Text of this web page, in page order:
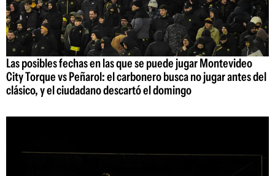
Las posibles fechas en las que se puede jugar Montevideo
City Torque vs Peñarol: el carbonero busca no jugar antes del
clásico, y el ciudadano descartó el domingo